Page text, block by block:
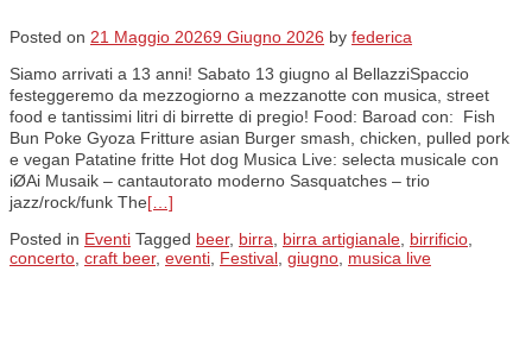
Posted on 21 Maggio 20269 Giugno 2026 by federica
Siamo arrivati a 13 anni! Sabato 13 giugno al BellazziSpaccio
festeggeremo da mezzogiorno a mezzanotte con musica, street
food e tantissimi litri di birrette di pregio! Food: Baroad con: Fish
Bun Poke Gyoza Fritture asian Burger smash, chicken, pulled pork
e vegan Patatine fritte Hot dog Musica Live: selecta musicale con
iØAi Musaik – cantautorato moderno Sasquatches – trio
jazz/rock/funk The[…]
Posted in Eventi Tagged beer, birra, birra artigianale, birrificio,
concerto, craft beer, eventi, Festival, giugno, musica live